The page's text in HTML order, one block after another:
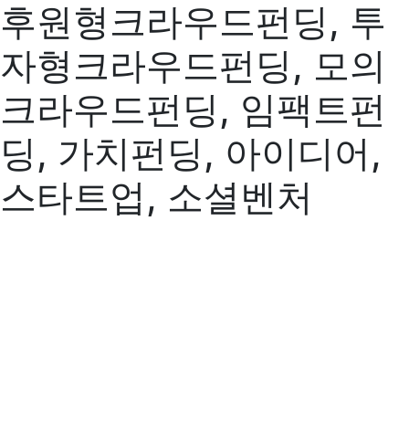
후원형크라우드펀딩, 투
자형크라우드펀딩, 모의
크라우드펀딩, 임팩트펀
딩, 가치펀딩, 아이디어,
스타트업, 소셜벤처